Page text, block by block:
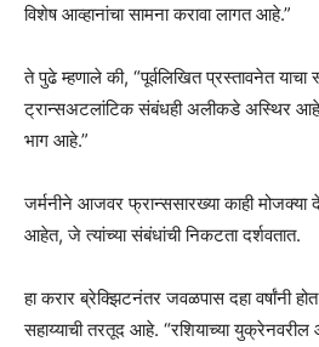
विशेष आव्हानांचा सामना करावा लागत आहे.”
ते पुढे म्हणाले की, “पूर्वलिखित प्रस्तावनेत
ट्रान्सअटलांटिक संबंधही अलीकडे अस्थिर आहेत,
भाग आहे.”
जर्मनीने आजवर फ्रान्ससारख्या काही
आहेत, जे त्यांच्या संबंधांची निकटता दर्शवतात.
हा करार ब्रेक्झिटनंतर जवळपास दहा वर्षांनी
सहाय्याची तरतूद आहे. “रशियाच्या युक्रेनवरील